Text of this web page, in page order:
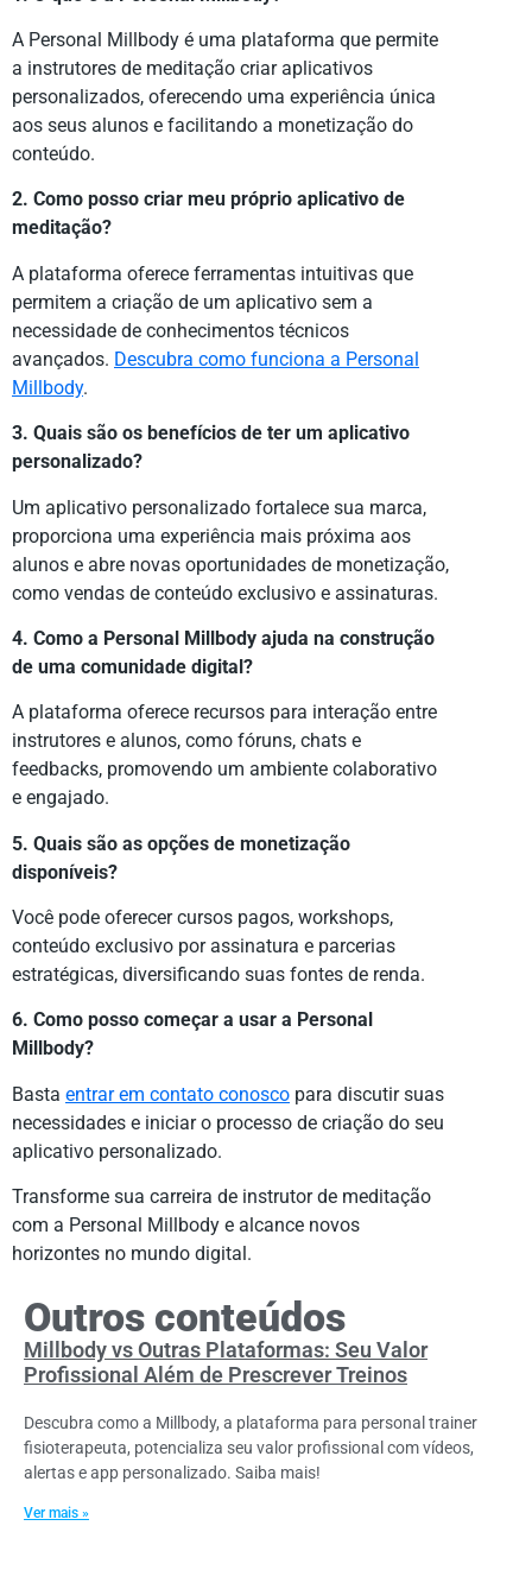
A Personal Millbody é uma plataforma que permite
a instrutores de meditação criar aplicativos
personalizados, oferecendo uma experiência única
aos seus alunos e facilitando a monetização do
conteúdo.
2. Como posso criar meu próprio aplicativo de
meditação?
A plataforma oferece ferramentas intuitivas que
permitem a criação de um aplicativo sem a
necessidade de conhecimentos técnicos
avançados. Descubra como funciona a Personal
Millbody.
3. Quais são os benefícios de ter um aplicativo
personalizado?
Um aplicativo personalizado fortalece sua marca,
proporciona uma experiência mais próxima aos
alunos e abre novas oportunidades de monetização,
como vendas de conteúdo exclusivo e assinaturas.
4. Como a Personal Millbody ajuda na construção
de uma comunidade digital?
A plataforma oferece recursos para interação entre
instrutores e alunos, como fóruns, chats e
feedbacks, promovendo um ambiente colaborativo
e engajado.
5. Quais são as opções de monetização
disponíveis?
Você pode oferecer cursos pagos, workshops,
conteúdo exclusivo por assinatura e parcerias
estratégicas, diversificando suas fontes de renda.
6. Como posso começar a usar a Personal
Millbody?
Basta entrar em contato conosco para discutir suas
necessidades e iniciar o processo de criação do seu
aplicativo personalizado.
Transforme sua carreira de instrutor de meditação
com a Personal Millbody e alcance novos
horizontes no mundo digital.
Outros conteúdos
Millbody vs Outras Plataformas: Seu Valor
Profissional Além de Prescrever Treinos
Descubra como a Millbody, a plataforma para personal trainer
fisioterapeuta, potencializa seu valor profissional com vídeos,
alertas e app personalizado. Saiba mais!
Ver mais »